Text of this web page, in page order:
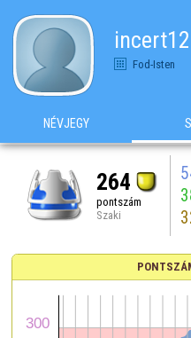
incert12
Fod-Isten
NÉVJEGY
264
pontszám
Szaki